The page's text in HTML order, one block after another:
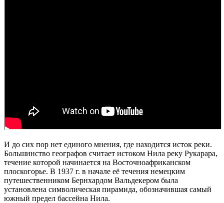
И до сих пор нет единого мнения, где находится исток реки.
Большинство географов считает истоком Нила реку Рукарара,
течение которой начинается на Восточноафриканском
плоскогорье. В 1937 г. в начале её течения немецким
путешественником Бернхардом Вальдекером была
установлена символическая пирамида, обозначившая самый
южный предел бассейна Нила.